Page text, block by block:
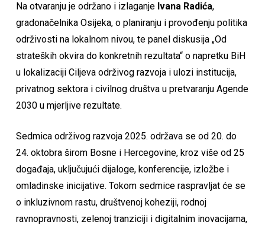
Na otvaranju je održano i izlaganje Ivana Radića,
gradonačelnika Osijeka, o planiranju i provođenju politika
održivosti na lokalnom nivou, te panel diskusija „Od
strateških okvira do konkretnih rezultata“ o napretku BiH
u lokalizaciji Ciljeva održivog razvoja i ulozi institucija,
privatnog sektora i civilnog društva u pretvaranju Agende
2030 u mjerljive rezultate.
Sedmica održivog razvoja 2025. održava se od 20. do
24. oktobra širom Bosne i Hercegovine, kroz više od 25
događaja, uključujući dijaloge, konferencije, izložbe i
omladinske inicijative. Tokom sedmice raspravljat će se
o inkluzivnom rastu, društvenoj koheziji, rodnoj
ravnopravnosti, zelenoj tranziciji i digitalnim inovacijama,